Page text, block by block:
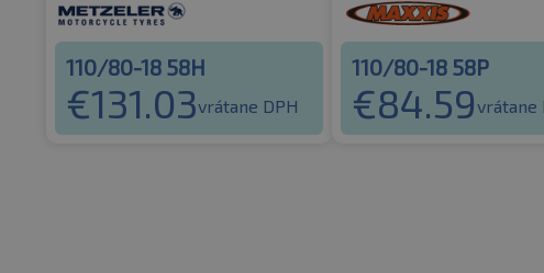
110/80-18 58H
€131.03vrátane DPH
110/80-18 58P
€84.59vrátane